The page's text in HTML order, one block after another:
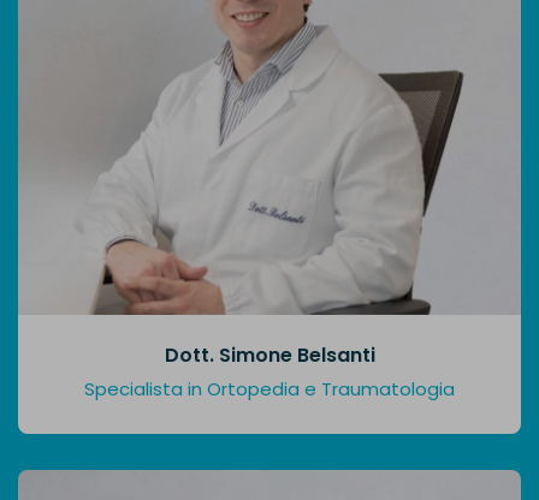
Dott. Simone Belsanti
Specialista in Ortopedia e Traumatologia